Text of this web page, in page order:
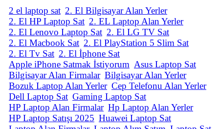
2 el laptop sat 2. El Bilgisayar Alan Yerler
2. El HP Laptop Sat 2. EL Laptop Alan Yerler
2. El Lenovo Laptop Sat 2. El LG TV Sat
2. El Macbook Sat 2. El PlayStation 5 Slim Sat
2. El Tv Sat 2. El İphone Sat
Apple iPhone Satmak İstiyorum Asus Laptop Sat
Bilgisayar Alan Firmalar Bilgisayar Alan Yerler
Bozuk Laptop Alan Yerler Cep Telefonu Alan Yerler
Dell Laptop Sat Gaming Laptop Sat
HP Laptop Alan Firmalar Hp Laptop Alan Yerler
HP Laptop Satışı 2025 Huawei Laptop Sat